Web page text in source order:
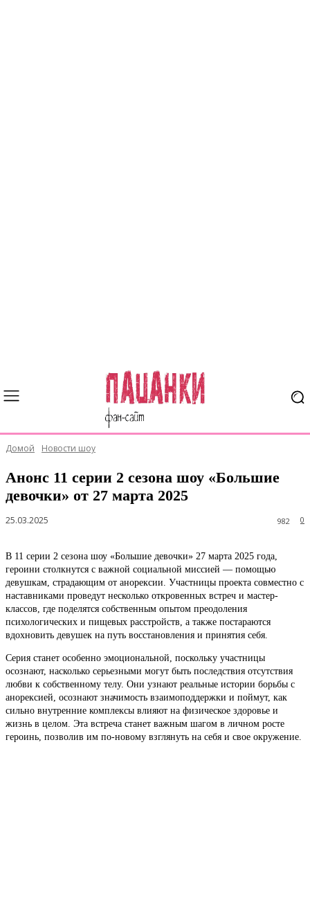
Домой Новости шоу
Анонс 11 серии 2 сезона шоу «Большие
девочки» от 27 марта 2025
25.03.2025 0
982
В 11 серии 2 сезона шоу «Большие девочки» 27 марта 2025 года,
героини столкнутся с важной социальной миссией — помощью
девушкам, страдающим от анорексии. Участницы проекта совместно с
наставниками проведут несколько откровенных встреч и мастер-
классов, где поделятся собственным опытом преодоления
психологических и пищевых расстройств, а также постараются
вдохновить девушек на путь восстановления и принятия себя.
Серия станет особенно эмоциональной, поскольку участницы
осознают, насколько серьезными могут быть последствия отсутствия
любви к собственному телу. Они узнают реальные истории борьбы с
анорексией, осознают значимость взаимоподдержки и поймут, как
сильно внутренние комплексы влияют на физическое здоровье и
жизнь в целом. Эта встреча станет важным шагом в личном росте
героинь, позволив им по-новому взглянуть на себя и свое окружение.